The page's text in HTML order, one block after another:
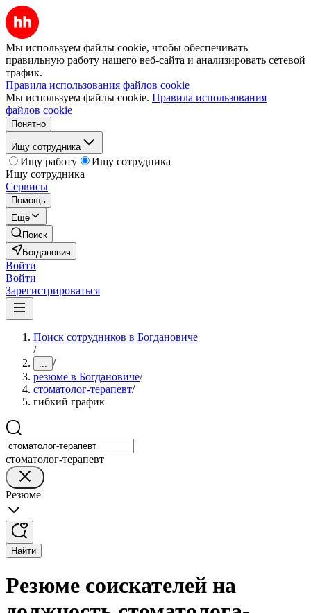
Мы используем файлы cookie, чтобы обеспечивать
правильную работу нашего веб-сайта и анализировать сетевой
трафик.
Правила использования файлов cookie
Мы используем файлы cookie. Правила использования
файлов cookie
Понятно
Ищу сотрудника
Ищу работу
Ищу сотрудника
Ищу сотрудника
Сервисы
Помощь
Ещё
Поиск
Богданович
Войти
Войти
Зарегистрироваться
Поиск сотрудников в Богдановиче
/
... /
резюме в Богдановиче/
стоматолог-терапевт/
гибкий график
стоматолог-терапевт
Резюме
Найти
Резюме соискателей на